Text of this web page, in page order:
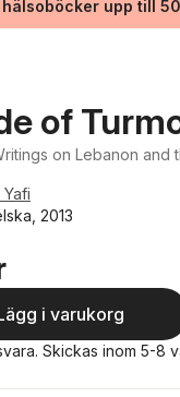
upp till
of
on Lebanon and
Yafi
2013
i varukorg
Skickas inom 5-8